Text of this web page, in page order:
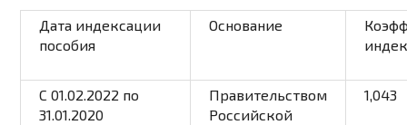
Дата индексации
пособия
Основание
С 01.02.2022 по
31.01.2020
Правительством
Российской
1,043